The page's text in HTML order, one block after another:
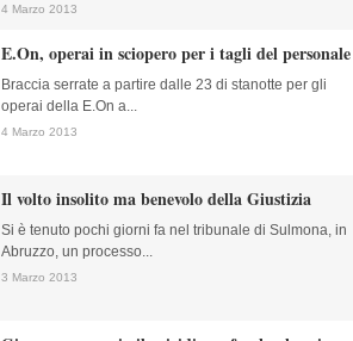
4 Marzo 2013
E.On, operai in sciopero per i tagli del personale
Braccia serrate a partire dalle 23 di stanotte per gli
operai della E.On a...
4 Marzo 2013
Il volto insolito ma benevolo della Giustizia
Si è tenuto pochi giorni fa nel tribunale di Sulmona, in
Abruzzo, un processo...
3 Marzo 2013